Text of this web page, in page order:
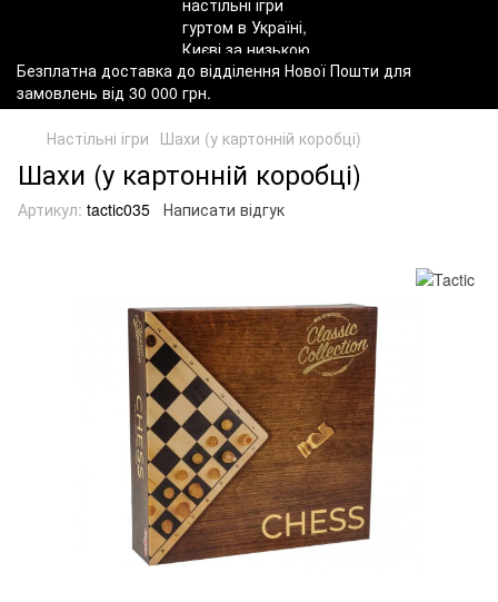
Безплатна доставка до відділення Нової Пошти для
замовлень від 30 000 грн.
Настільні ігри Шахи (у картонній коробці)
Шахи (у картонній коробці)
Артикул: tactic035 Написати відгук